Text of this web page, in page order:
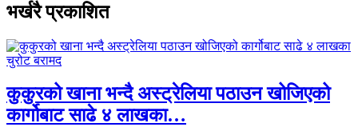
भर्खरै प्रकाशित
कुकुरको खाना भन्दै अस्ट्रेलिया पठाउन खोजिएको
कार्गोबाट साढे ४ लाखका…